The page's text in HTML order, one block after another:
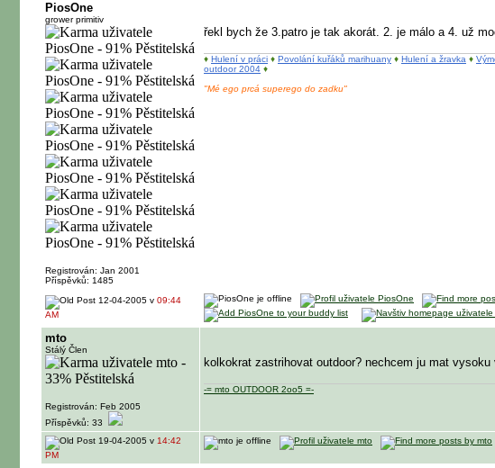
PiosOne
grower primitiv
Registrován: Jan 2001
Příspěvků: 1485
řekl bych že 3.patro je tak akorát. 2. je málo a 4. už
♦ Hulení v práci ♦ Povolání kuřáků marihuany ♦ Hulení a žravka ♦
outdoor 2004 ♦
"Mé ego prcá superego do zadku"
12-04-2005 v 09:44
AM
mto
Stálý Člen
Registrován: Feb 2005
Příspěvků: 33
kolkokrat zastrihovat outdoor? nechcem ju mat vysoku
-= mto OUTDOOR 2oo5 =-
19-04-2005 v 14:42
PM